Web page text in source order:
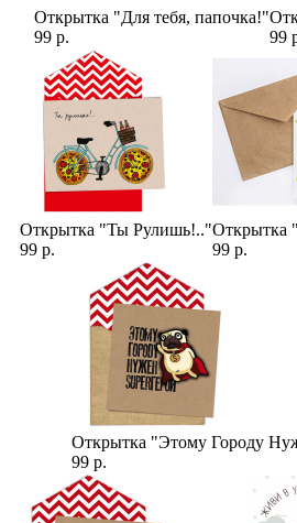
Открытка "Для тебя, папочка!"
99 р.
99
Открытка "Ты Рулишь!.."
99 р.
Открытка
99 р.
Открытка "Этому Городу
99 р.